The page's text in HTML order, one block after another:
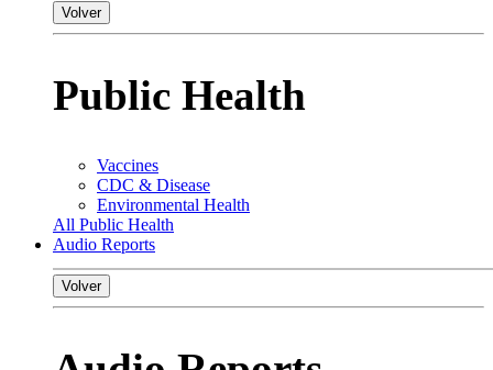
Volver
Public Health
Vaccines
CDC & Disease
Environmental Health
All Public Health
Audio Reports
Volver